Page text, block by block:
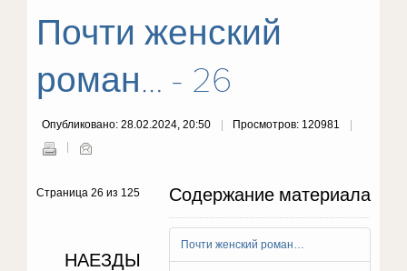
Почти женский
роман… - 26
Опубликовано: 28.02.2024, 20:50 Просмотров: 120981
Содержание материала
Почти женский роман…
Страница 26 из 125
НАЕЗДЫ